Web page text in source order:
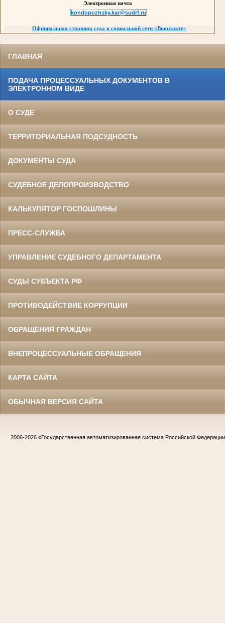
Электронная почта
kondopozhsky.kar@sudrf.ru
Официальная страница суда в социальной сети «Вконтакте»
ГЛАВНАЯ
ПОДАЧА ПРОЦЕССУАЛЬНЫХ ДОКУМЕНТОВ В
ЭЛЕКТРОННОМ ВИДЕ
О СУДЕ
ТЕРРИТОРИАЛЬНАЯ ПОДСУДНОСТЬ
ДОКУМЕНТЫ СУДА
СУДЕБНОЕ ДЕЛОПРОИЗВОДСТВО
КАЛЬКУЛЯТОР ГОСПОШЛИНЫ
ПРЕСС-СЛУЖБА
УПРАВЛЕНИЕ СУДЕБНОГО ДЕПАРТАМЕНТА
СУДЫ СУБЪЕКТА РФ
ПРОТИВОДЕЙСТВИЕ КОРРУПЦИИ
ОБРАЩЕНИЯ ГРАЖДАН
ВНЕПРОЦЕССУАЛЬНЫЕ ОБРАЩЕНИЯ
КАРТА САЙТА
ОБЫЧНАЯ ВЕРСИЯ САЙТА
2006-2026 «Государственная автоматизированная система Российской